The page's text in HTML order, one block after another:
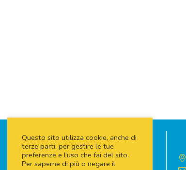
Questo sito utilizza cookie, anche di
terze parti, per gestire le tue
preferenze e l'uso che fai del sito.
Per saperne di più o negare il